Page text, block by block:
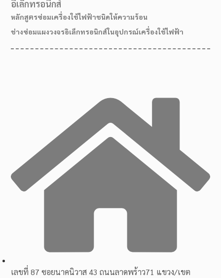
เลขที่ 87 ซอยนาคนิวาส 43 ถนนลาดพร้าว71 แขวง/เขต
อิเล็กทรอนิกส์
หลักสูตรซ่อมเครื่องใช้ไฟฟ้าชนิดให้ความร้อน
ช่างซ่อมแผงวงจรอิเล็กทรอนิกส์ในอุปกรณ์เครื่องใช้ไฟฟ้า